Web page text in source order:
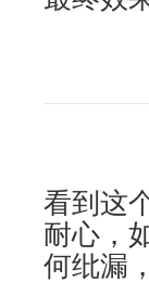
看到这
耐心，
何纰漏，